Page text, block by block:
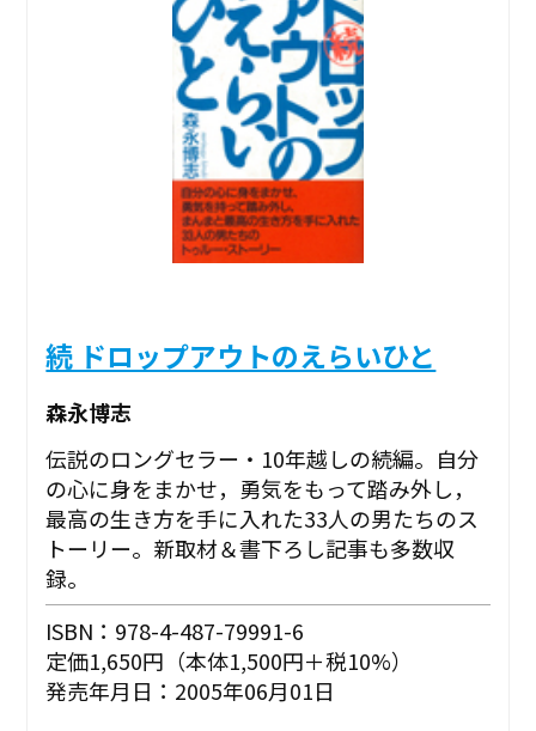
続 ドロップアウトのえらいひと
森永博志
伝説のロングセラー・10年越しの続編。自分
の心に身をまかせ，勇気をもって踏み外し，
最高の生き方を手に入れた33人の男たちのス
トーリー。新取材＆書下ろし記事も多数収
録。
ISBN：978-4-487-79991-6
定価1,650円（本体1,500円＋税10%）
発売年月日：2005年06月01日